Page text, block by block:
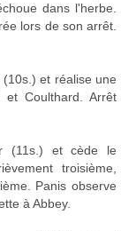
dans l'herbe.
lors de son arrêt.
et réalise une
et Coulthard. Arrêt
(11s.) et cède le
troisième,
Panis observe
à Abbey.